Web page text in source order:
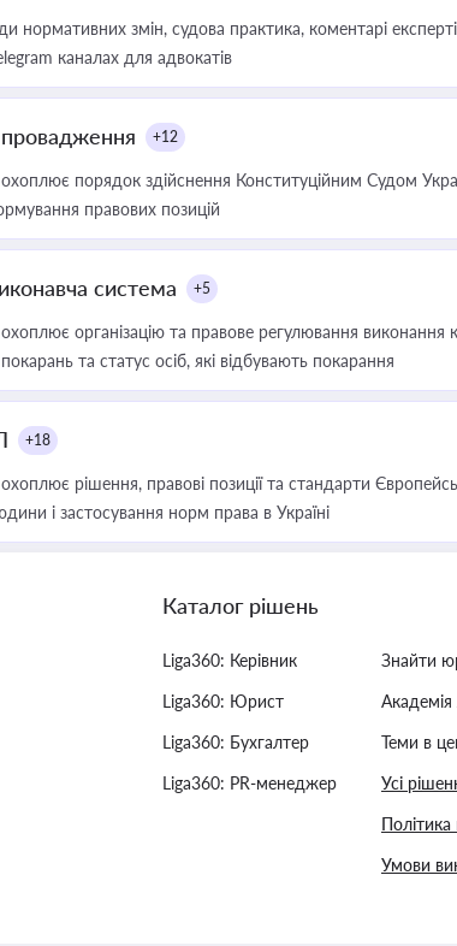
нормативних змін, судова практика, коментарі
каналах для адвокатів
+12
порядок здійснення Конституційним Судом
правових позицій
система +5
організацію та правове регулювання виконання
та статус осіб, які відбувають покарання
+18
рішення, правові позиції та стандарти
і застосування норм права в Україні
Каталог рішень
Liga360: Керівник
Liga360: Юрист
Liga360: Бухгалтер
Liga360: PR-менеджер
Знайти
Теми в
Усі
Політика
Умови